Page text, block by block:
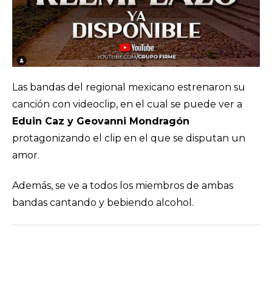
Las bandas del regional mexicano estrenaron su
canción con videoclip, en el cual se puede ver a
Eduin Caz y Geovanni Mondragón
protagonizando el clip en el que se disputan un
amor.
Además, se ve a todos los miembros de ambas
bandas cantando y bebiendo alcohol.